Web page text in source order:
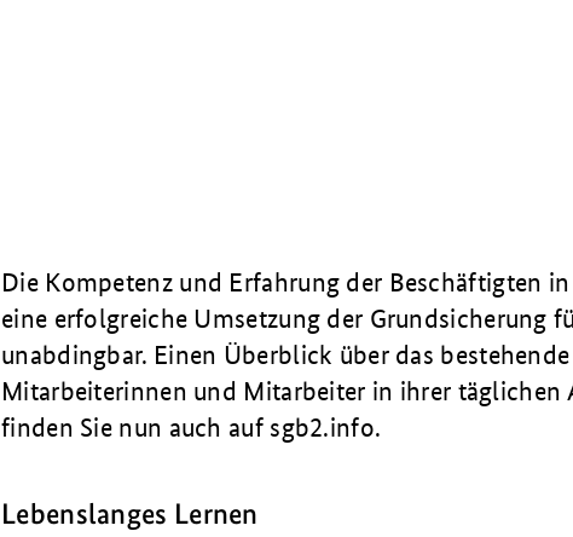
Die Kompetenz und Erfahrung der Beschäftigten
eine erfolgreiche Umsetzung der Grundsicherung
unabdingbar. Einen Überblick über das
Mitarbeiterinnen und Mitarbeiter in ihrer täglichen
finden Sie nun auch auf sgb2.info.
Lebenslanges Lernen